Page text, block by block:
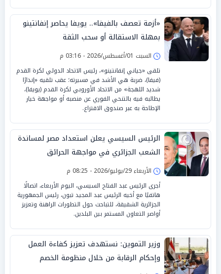
«أزمة تعصف بالفيفا».. يويفا يحاصر إنفانتينو
بمهلة الاستقالة أو سحب الثقة
السبت 01/أغسطس/2026 - 03:16 م
تلقى «جياني إنفانتينو»، رئيس الاتحاد الدولي لكرة القدم
(فيفا)، ضربة هي الأشد في مسيرته؛ عقب تلقيه «إنذارًا
شديد اللهجة» من الاتحاد الأوروبي لكرة القدم (يويفا)،
يطالبه فيه بالتنحي الفوري عن منصبه أو مواجهة خيار
الإطاحة به عبر صندوق الاقتراع.
الرئيس السيسي يعلن استعداد مصر لمساندة
الشعب الجزائري في مواجهة الحرائق
الأربعاء 29/يوليو/2026 - 08:25 م
أجرى الرئيس عبد الفتاح السيسي، اليوم الأربعاء، اتصالًا
هاتفيًا مع أخيه الرئيس عبد المجيد تبون، رئيس الجمهورية
الجزائرية الشقيقة، للتباحث حول التطورات الراهنة وتعزيز
أواصر التعاون المستمر بين البلدين.
وزير التموين: نستهدف تعزيز كفاءة العمل
وإحكام الرقابة من خلال منظومة الخصم